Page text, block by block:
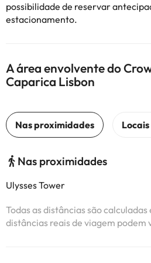
possibilidade de reservar
estacionamento.
A área envolvente do
Caparica Lisbon
Nas proximidades
Ulysses Tower
Todas as distâncias são
distâncias reais de viagem podem